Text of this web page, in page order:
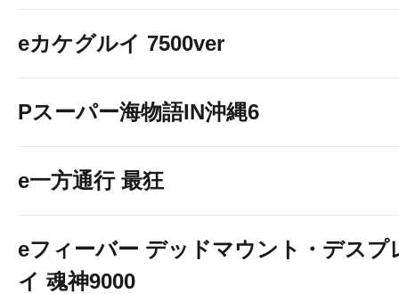
eカケグルイ 7500ver
Pスーパー海物語IN沖縄6
e一方通行 最狂
eフィーバー デッドマウント・デスプ
イ 魂神9000